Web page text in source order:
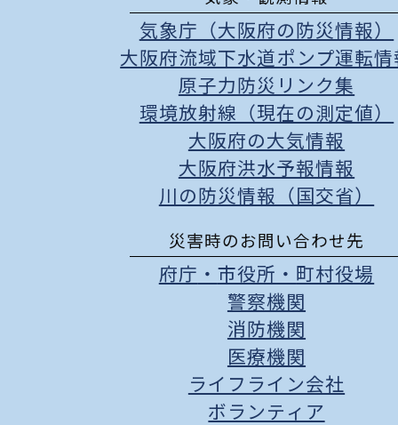
気象庁（大阪府の防災情報）
大阪府流域下水道ポンプ運転情
原子力防災リンク集
環境放射線（現在の測定値）
大阪府の大気情報
大阪府洪水予報情報
川の防災情報（国交省）
災害時のお問い合わせ先
府庁 ・ 市役所 ・ 町村役場
警察機関
消防機関
医療機関
ライフライン会社
ボランティア